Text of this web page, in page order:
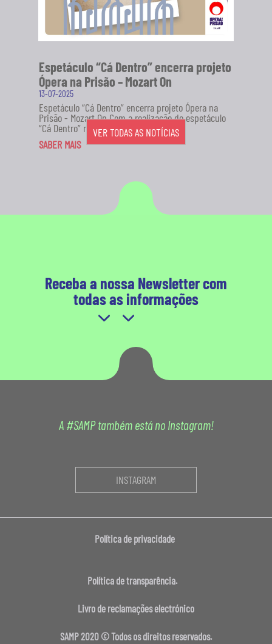
Espetáculo “Cá Dentro” encerra projeto
Ópera na Prisão – Mozart On
13-07-2025
Espetáculo “Cá Dentro” encerra projeto Ópera na
Prisão - Mozart On Com a realização do espetáculo
“Cá Dentro” no...
SABER MAIS
VER TODAS AS NOTÍCIAS
Receba a nossa Newsletter com
todas as informações
A #SAMP também está no Instagram!
INSTAGRAM
Política de privacidade
Política de transparência.
Livro de reclamações electrónico
SAMP 2020 © Todos os direitos reservados.